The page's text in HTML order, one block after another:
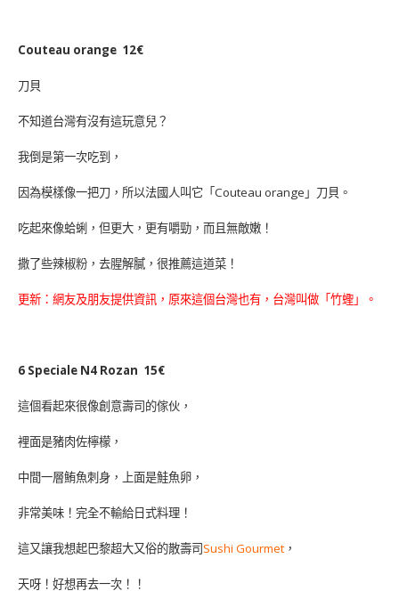
Couteau orange 12€
刀貝
不知道台灣有沒有這玩意兒？
我倒是第一次吃到，
因為模樣像一把刀，所以法國人叫它「Couteau orange」刀貝。
吃起來像蛤蜊，但更大，更有嚼勁，而且無敵嫩！
撒了些辣椒粉，去腥解膩，很推薦這道菜！
更新：網友及朋友提供資訊，原來這個台灣也有，台灣叫做「竹蟶」。
6 Speciale N4 Rozan 15€
這個看起來很像創意壽司的傢伙，
裡面是豬肉佐檸檬，
中間一層鮪魚刺身，上面是鮭魚卵，
非常美味！完全不輸給日式料理！
這又讓我想起巴黎超大又俗的散壽司Sushi Gourmet ，
天呀！好想再去一次！！